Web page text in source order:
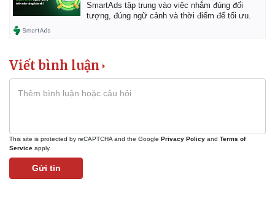
Kinh tế
Bất động sản
Khởi nghiệp
Giá vàng
Giá cà phê
SmartAds tập trung vào việc nhắm đúng đối
tượng, đúng ngữ cảnh và thời điểm để tối ưu.
Viết bình luận
This site is protected by reCAPTCHA and the Google Privacy Policy and Terms of
Service apply.
Gửi tin